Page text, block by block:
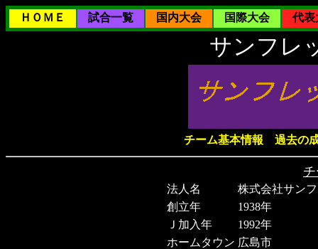
ＨＯＭＥ 試合一覧 国内大会 国際大会 代表
サンフレ
チーム基本情報 過去の
法人名
株式会社サン
創立年
1938年
Ｊ加入年
1992年
ホームタウン 広島市